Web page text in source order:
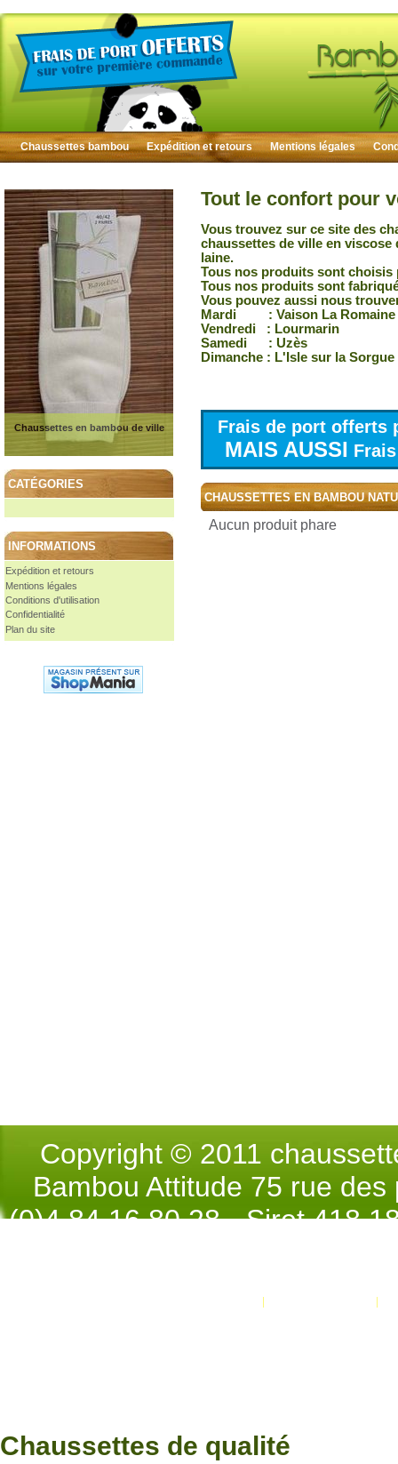
Chaussettes bambou Expédition et retours Mentions légales
Chaussettes en bambou de ville
CATÉGORIES
INFORMATIONS
Expédition et retours
Mentions légales
Conditions d'utilisation
Confidentialité
Plan du site
Tout le confort pour
Vous trouvez sur ce site des
chaussettes de ville en
laine.
Tous nos produits sont choisis
Tous nos produits sont
Vous pouvez aussi nous
Mardi : Vaison La Romaine
Vendredi : Lourmarin
Samedi : Uzès
Dimanche : L'Isle sur la Sorgue
Frais de port offerts
MAIS AUSSI
CHAUSSETTES EN BAMBOU
Aucun produit phare
Copyright © 2011
Bambou Attitude 75 rue
(0)4.84.16.80.28 - Siret 418
Chaussettes de qualité